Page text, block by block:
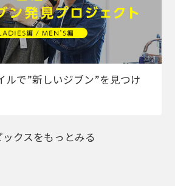
ルで”新しいジブン”を見つけ
ックスをもっとみる